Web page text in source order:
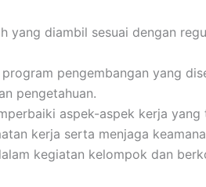
yang diambil sesuai dengan
pengembangan yang
pengetahuan.
aspek-aspek kerja
kerja serta menjaga
kegiatan kelompok dan